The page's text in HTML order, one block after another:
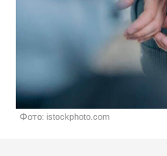
Фото: istockphoto.com